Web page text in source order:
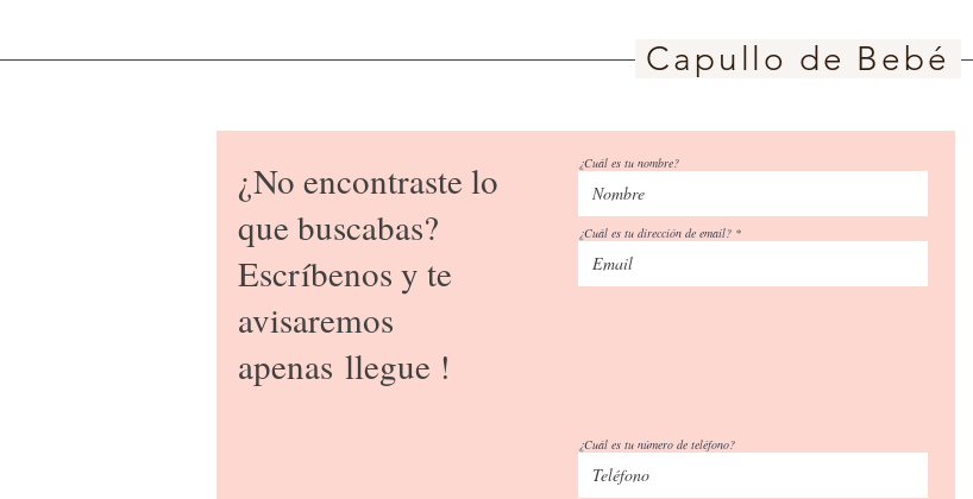
Capullo de Bebé
¿No encontraste lo
que buscabas?
Escríbenos y te
avisaremos
apenas llegue !
¿Cuál es tu nombre?
¿Cuál es tu dirección de email?
¿Cuál es tu número de teléfono?